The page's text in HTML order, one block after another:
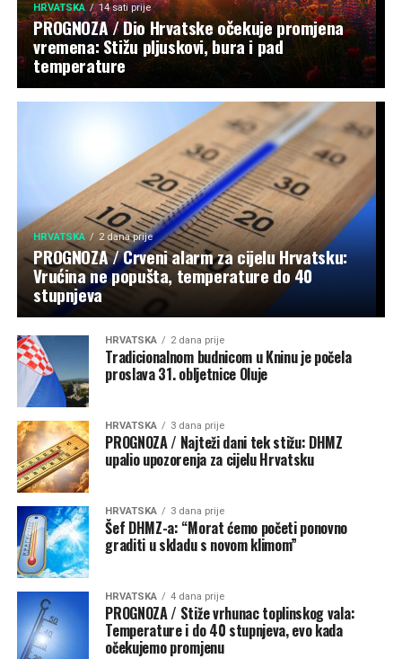
HRVATSKA 14 sati prije
PROGNOZA / Dio Hrvatske očekuje promjena
vremena: Stižu pljuskovi, bura i pad
temperature
HRVATSKA 2 dana prije
PROGNOZA / Crveni alarm za cijelu Hrvatsku:
Vrućina ne popušta, temperature do 40
stupnjeva
HRVATSKA 2 dana prije
Tradicionalnom budnicom u Kninu je počela
proslava 31. obljetnice Oluje
HRVATSKA 3 dana prije
PROGNOZA / Najteži dani tek stižu: DHMZ
upalio upozorenja za cijelu Hrvatsku
HRVATSKA 3 dana prije
Šef DHMZ-a: “Morat ćemo početi ponovno
graditi u skladu s novom klimom”
HRVATSKA 4 dana prije
PROGNOZA / Stiže vrhunac toplinskog vala:
Temperature i do 40 stupnjeva, evo kada
očekujemo promjenu